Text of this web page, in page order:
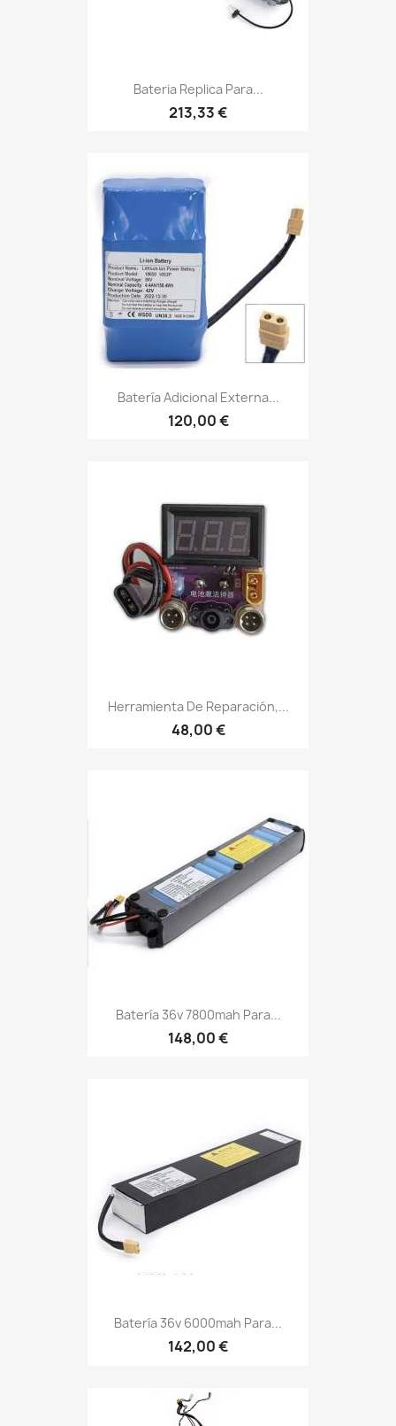
Bateria Replica Para...
213,33 €
Batería Adicional Externa...
120,00 €
Herramienta De Reparación,...
48,00 €
Batería 36v 7800mah Para...
148,00 €
Batería 36v 6000mah Para...
142,00 €